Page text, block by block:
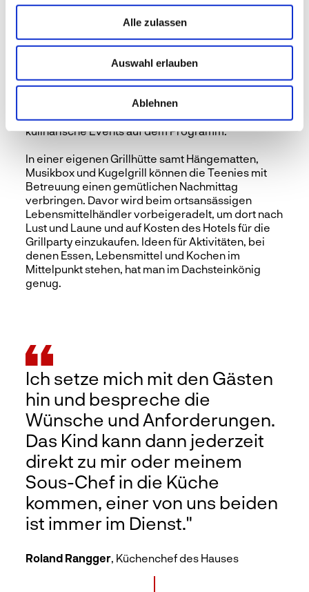
Alle zulassen
Auswahl erlauben
Ablehnen
ein. In einem kleinen Brunnen kann die Beute
gewaschen und dann sogleich verputzt werden.
Ein weiterer fixer und beliebter Programmpunkt ist
der Bauernhofbesuch. Der ist nur einen Steinwurf
Milch und Eier herkommen oder wie so ein
Hühnerstall aussieht. Für die größeren Kinder, die
„Teenies“, hat man im Dachsteinkönig ebenso tolle
kulinarische Events auf dem Programm.
In einer eigenen Grillhütte samt Hängematten,
Musikbox und Kugelgrill können die Teenies mit
Betreuung einen gemütlichen Nachmittag
verbringen. Davor wird beim ortsansässigen
Lebensmittelhändler vorbeigeradelt, um dort nach
Lust und Laune und auf Kosten des Hotels für die
Grillparty einzukaufen. Ideen für Aktivitäten, bei
denen Essen, Lebensmittel und Kochen im
Mittelpunkt stehen, hat man im Dachsteinkönig
genug.
Ich setze mich mit den Gästen
hin und bespreche die
Wünsche und Anforderungen.
Das Kind kann dann jederzeit
direkt zu mir oder meinem
Sous-Chef in die Küche
kommen, einer von uns beiden
ist immer im Dienst."
Roland Rangger , Küchenchef des Hauses